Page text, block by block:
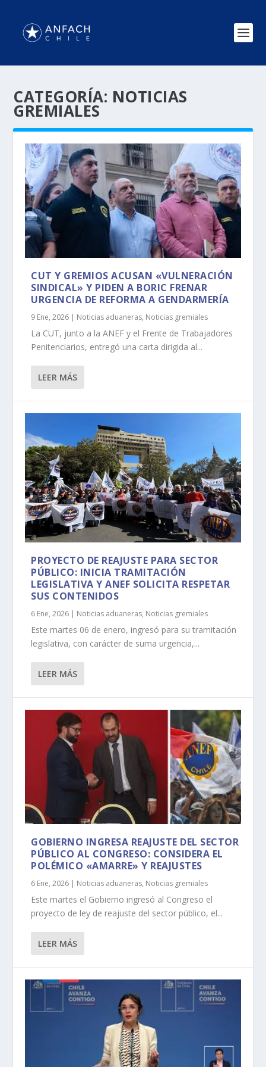
CATEGORÍA: NOTICIAS
GREMIALES
CUT Y GREMIOS ACUSAN «VULNERACIÓN
SINDICAL» Y PIDEN A BORIC FRENAR
URGENCIA DE REFORMA A GENDARMERÍA
9 Ene, 2026 | Noticias aduaneras, Noticias gremiales
La CUT, junto a la ANEF y el Frente de Trabajadores
Penitenciarios, entregó una carta dirigida al...
LEER MÁS
PROYECTO DE REAJUSTE PARA SECTOR
PÚBLICO: INICIA TRAMITACIÓN
LEGISLATIVA Y ANEF SOLICITA RESPETAR
SUS CONTENIDOS
6 Ene, 2026 | Noticias aduaneras, Noticias gremiales
Este martes 06 de enero, ingresó para su tramitación
legislativa, con carácter de suma urgencia,...
LEER MÁS
GOBIERNO INGRESA REAJUSTE DEL SECTOR
PÚBLICO AL CONGRESO: CONSIDERA EL
POLÉMICO «AMARRE» Y REAJUSTES
6 Ene, 2026 | Noticias aduaneras, Noticias gremiales
Este martes el Gobierno ingresó al Congreso el
proyecto de ley de reajuste del sector público, el...
LEER MÁS